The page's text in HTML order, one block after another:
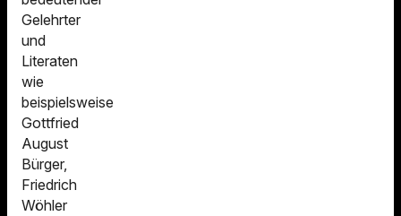
Gelehrter
und
Literaten
wie
beispielsweise
Gottfried
August
Bürger,
Friedrich
Wöhler